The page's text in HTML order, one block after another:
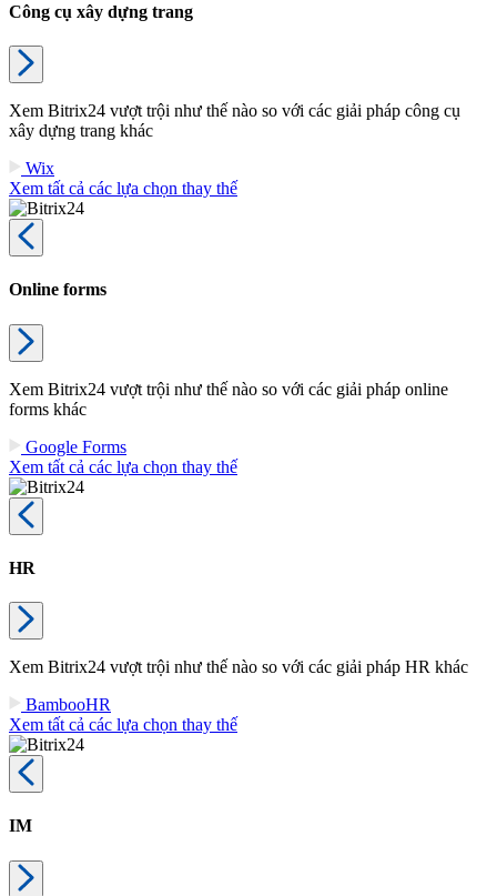
Công cụ xây dựng trang
Xem Bitrix24 vượt trội như thế nào so với các giải pháp công cụ
xây dựng trang khác
Wix
Xem tất cả các lựa chọn thay thế
Online forms
Xem Bitrix24 vượt trội như thế nào so với các giải pháp online
forms khác
Google Forms
Xem tất cả các lựa chọn thay thế
HR
Xem Bitrix24 vượt trội như thế nào so với các giải pháp HR khác
BambooHR
Xem tất cả các lựa chọn thay thế
IM